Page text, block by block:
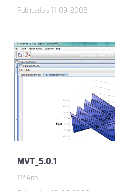
Publicado a 11-09-2008
MVT_5.0.1
11º Ano